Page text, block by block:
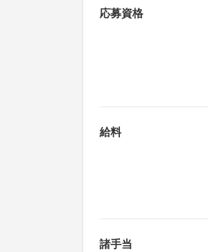
応募資格
給料
諸手当